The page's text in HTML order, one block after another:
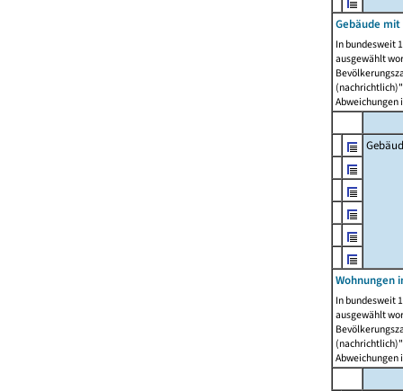
Gebäude mit
In bundesweit
ausgewählt
Abweichungen
Wohnungen
In bundesweit
ausgewählt
Abweichungen